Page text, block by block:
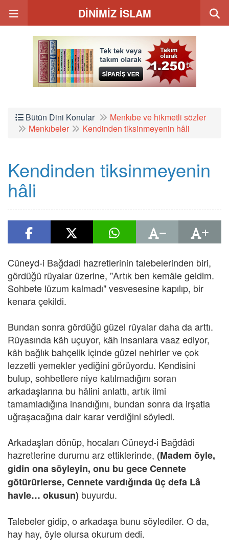
DİNİMİZ İSLAM
Bütün Dini Konular
Menkıbe ve hikmetli sözler
Menkıbeler
Kendinden tiksinmeyenin hâli
Kendinden tiksinmeyenin
hâli
Cüneyd-i Bağdadi hazretlerinin talebelerinden biri,
gördüğü rüyalar üzerine, "Artık ben kemâle geldim.
Sohbete lüzum kalmadı" vesvesesine kapılıp, bir
kenara çekildi.
Bundan sonra gördüğü güzel rüyalar daha da arttı.
Rüyasında kâh uçuyor, kâh insanlara vaaz ediyor,
kâh bağlık bahçelik içinde güzel nehirler ve çok
lezzetli yemekler yediğini görüyordu. Kendisini
bulup, sohbetlere niye katılmadığını soran
arkadaşlarına bu hâlini anlattı, artık ilmi
tamamladığına inandığını, bundan sonra da irşatla
uğraşacağına dair karar verdiğini söyledi.
Arkadaşları dönüp, hocaları Cüneyd-i Bağdâdi
hazretlerine durumu arz ettiklerinde, (Madem öyle,
gidin ona söyleyin, onu bu gece Cennete
götürürlerse, Cennete vardığında üç defa Lâ
havle… okusun) buyurdu.
Talebeler gidip, o arkadaşa bunu söylediler. O da,
hay hay, öyle olursa okurum dedi.